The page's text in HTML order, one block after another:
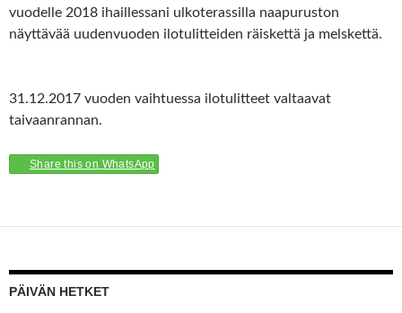
vuodelle 2018 ihaillessani ulkoterassilla naapuruston
näyttävää uudenvuoden ilotulitteiden räiskettä ja melskettä.
31.12.2017 vuoden vaihtuessa ilotulitteet valtaavat
taivaanrannan.
Share this on WhatsApp
PÄIVÄN HETKET